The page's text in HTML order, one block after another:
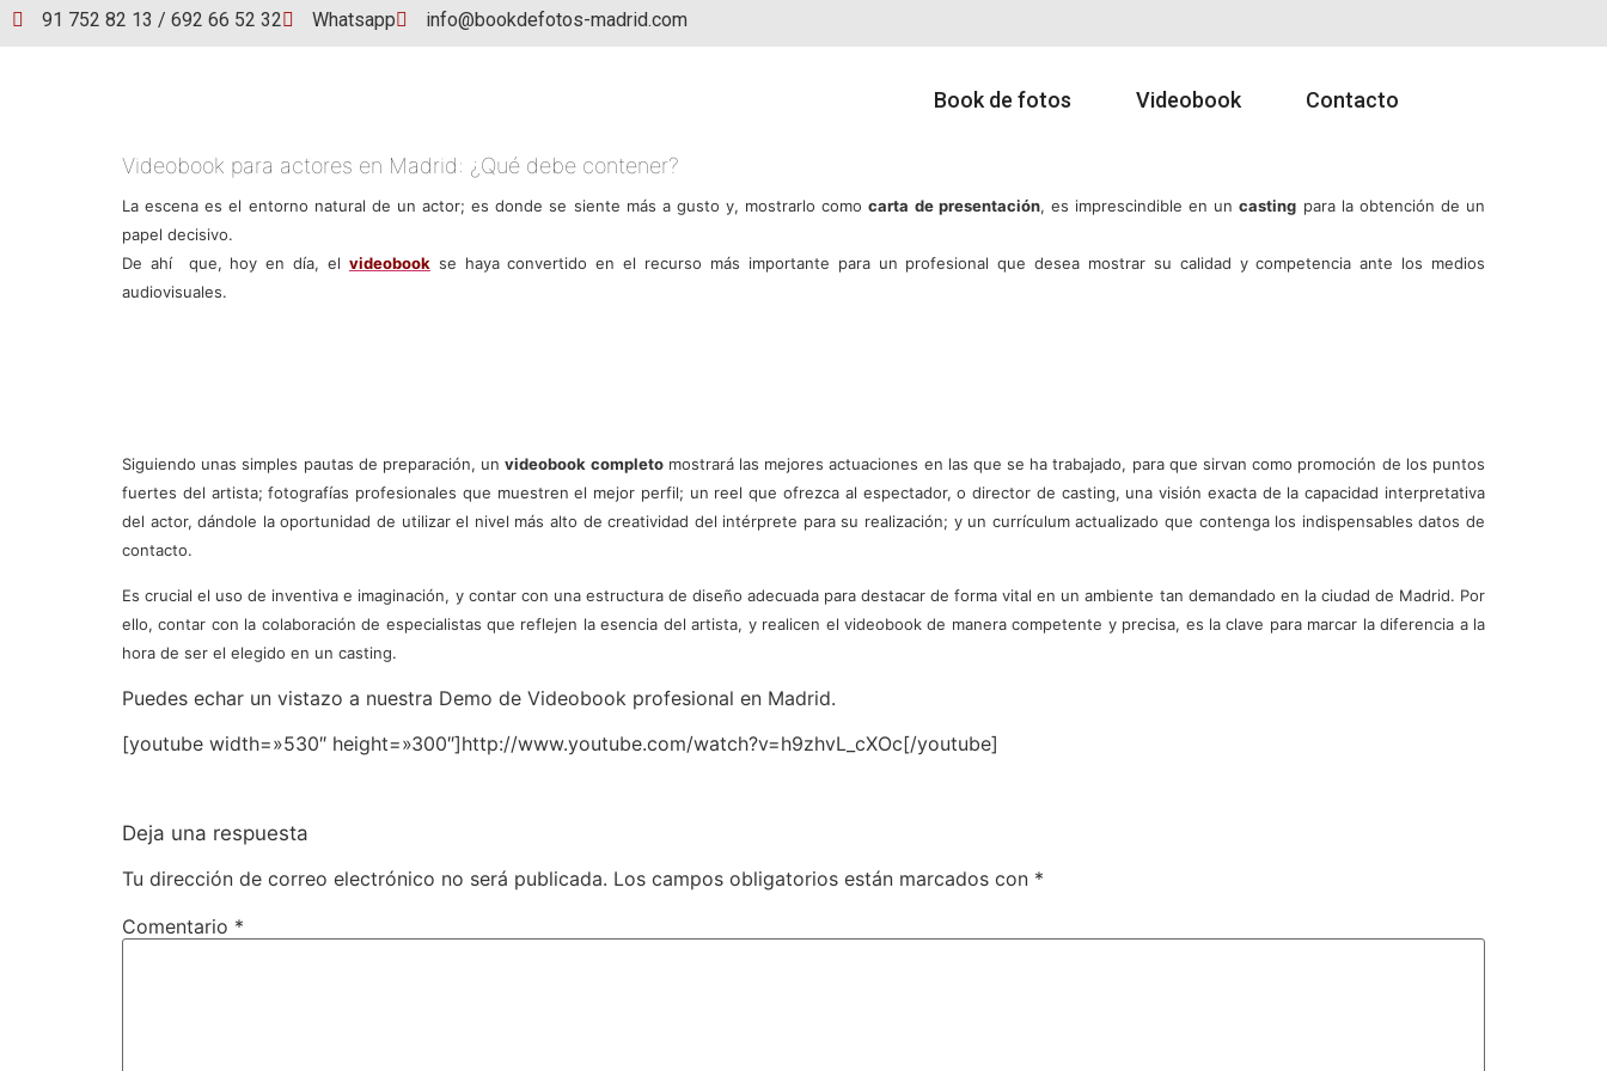
91 752 82 13 / 692 66 52 32 Whatsapp info@bookdefotos-madrid.com
Book de fotos Videobook Contacto
Videobook para actores en Madrid: ¿Qué debe contener?
La escena es el entorno natural de un actor; es donde se siente más a gusto y, mostrarlo comocarta de presentación, es imprescindible en uncasting para la obtención de un
papel decisivo.
De ahí que, hoy en día, el videobook se haya convertido en el recurso más importante para un profesional que desea mostrar su calidad y competencia ante los medios
audiovisuales.
Siguiendo unas simples pautas de preparación, unvideobook completomostrará las mejores actuaciones en las que se ha trabajado, para que sirvan como promoción de los puntos
fuertes del artista; fotografías profesionales que muestren el mejor perfil; un reel que ofrezca al espectador, o director de casting, una visión exacta de la capacidad interpretativa
del actor, dándole la oportunidad de utilizar el nivel más alto de creatividad del intérprete para su realización; y un currículum actualizado que contenga los indispensables datos de
contacto.
Es crucial el uso de inventiva e imaginación, y contar con una estructura de diseño adecuada para destacar de forma vital en un ambiente tan demandado en la ciudad de Madrid. Por
ello, contar con la colaboración de especialistas que reflejen la esencia del artista, y realicen el videobook de manera competente y precisa, es la clave para marcar la diferencia a la
hora de ser el elegido en un casting.
Puedes echar un vistazo a nuestra Demo de Videobook profesional en Madrid.
[youtube width=»530″ height=»300″]http://www.youtube.com/watch?v=h9zhvL_cXOc[/youtube]
Deja una respuesta
Tu dirección de correo electrónico no será publicada. Los campos obligatorios están marcados con *
Comentario *